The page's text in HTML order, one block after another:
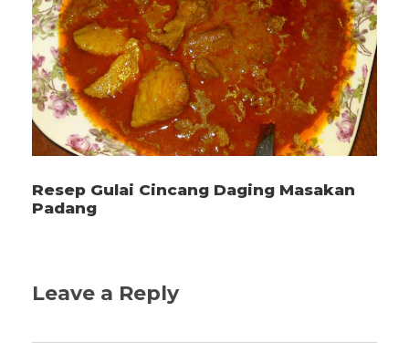
Resep Gulai Cincang Daging Masakan
Padang
Leave a Reply